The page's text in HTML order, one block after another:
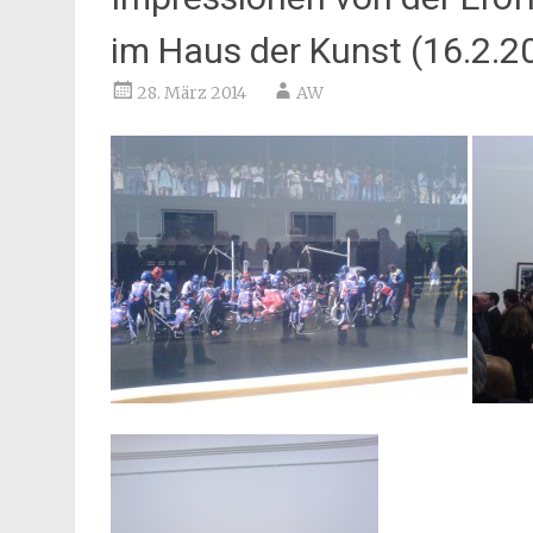
im Haus der Kunst
28. März 2014 AW